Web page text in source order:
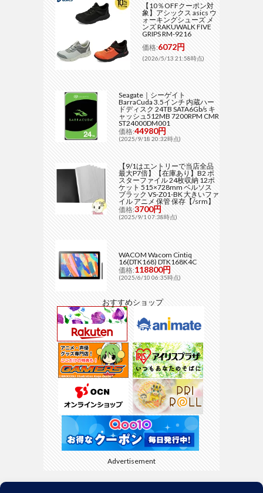
【10％OFFクーポン対
象】アシックス asics ウ
ォーキングシューズ メ
ンズ RAKUWALK FIVE
GRIPS RM-9216
価格:6072円
(2026/5/13 21:58時点)
Seagate｜シーゲイト
BarraCuda 3.5インチ 内蔵ハー
ドディスク 24TB SATA6Gb/s キ
ャッシュ512MB 7200RPM CMR
ST24000DM001
価格:44980円
(2025/9/18 20:32時点)
【9/1はエントリーで当店全品
最大P7倍】【在庫あり】B2 ポ
スターファイル 24枚収納 12ポ
ケット 515×728mm ベルソス
ブラック VS-Z01-BK 大きいファ
イル アニメ 保管 保存【/srm】
価格:3700円
(2025/9/1 07:38時点)
WACOM Wacom Cintiq
16(DTK168) DTK168K4C
価格:118800円
(2025/6/10 06:35時点)
おすすめショップ
Advertisement